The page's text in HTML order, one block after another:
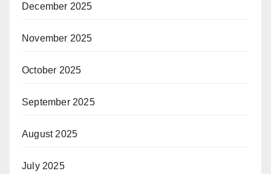
December 2025
November 2025
October 2025
September 2025
August 2025
July 2025